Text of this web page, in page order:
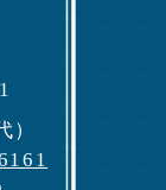
）